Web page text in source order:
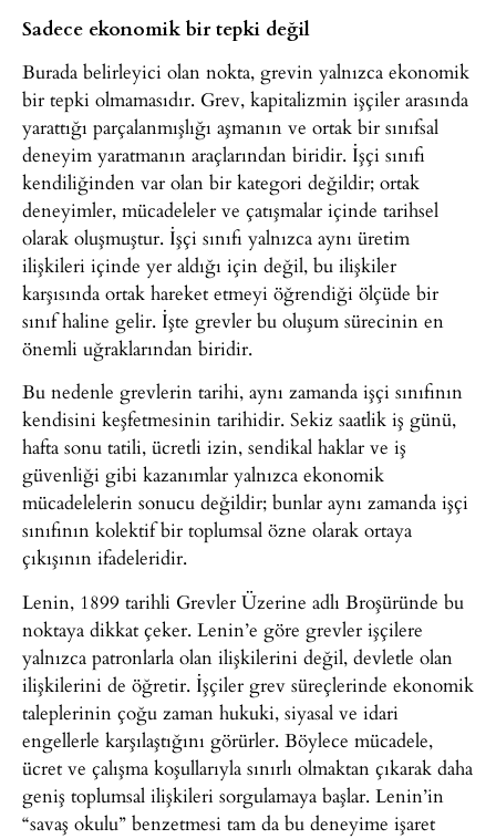
Sadece ekonomik bir tepki değil
Burada belirleyici olan nokta, grevin yalnızca ekonomik
bir tepki olmamasıdır. Grev, kapitalizmin işçiler arasında
yarattığı parçalanmışlığı aşmanın ve ortak bir sınıfsal
deneyim yaratmanın araçlarından biridir. İşçi sınıfı
kendiliğinden var olan bir kategori değildir; ortak
deneyimler, mücadeleler ve çatışmalar içinde tarihsel
olarak oluşmuştur. İşçi sınıfı yalnızca aynı üretim
ilişkileri içinde yer aldığı için değil, bu ilişkiler
karşısında ortak hareket etmeyi öğrendiği ölçüde bir
sınıf haline gelir. İşte grevler bu oluşum sürecinin en
önemli uğraklarından biridir.
Bu nedenle grevlerin tarihi, aynı zamanda işçi sınıfının
kendisini keşfetmesinin tarihidir. Sekiz saatlik iş günü,
hafta sonu tatili, ücretli izin, sendikal haklar ve iş
güvenliği gibi kazanımlar yalnızca ekonomik
mücadelelerin sonucu değildir; bunlar aynı zamanda işçi
sınıfının kolektif bir toplumsal özne olarak ortaya
çıkışının ifadeleridir.
Lenin, 1899 tarihli Grevler Üzerine adlı Broşüründe bu
noktaya dikkat çeker. Lenin’e göre grevler işçilere
yalnızca patronlarla olan ilişkilerini değil, devletle olan
ilişkilerini de öğretir. İşçiler grev süreçlerinde ekonomik
taleplerinin çoğu zaman hukuki, siyasal ve idari
engellerle karşılaştığını görürler. Böylece mücadele,
ücret ve çalışma koşullarıyla sınırlı olmaktan çıkarak daha
geniş toplumsal ilişkileri sorgulamaya başlar. Lenin’in
“savaş okulu” benzetmesi tam da bu deneyime işaret